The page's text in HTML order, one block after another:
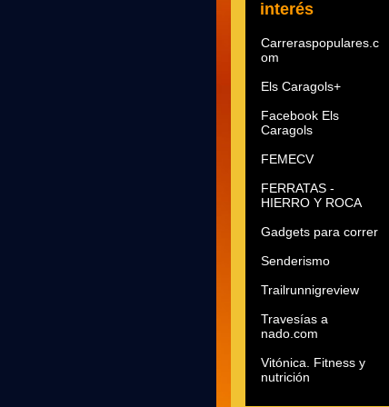
interés
Carreraspopulares.c
om
Els Caragols+
Facebook Els
Caragols
FEMECV
FERRATAS -
HIERRO Y ROCA
Gadgets para correr
Senderismo
Trailrunnigreview
Travesías a
nado.com
Vitónica. Fitness y
nutrición